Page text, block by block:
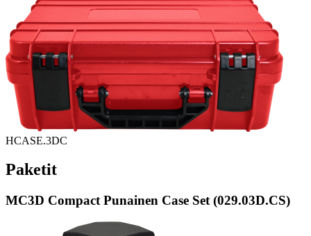
HCASE.3DC
Paketit
MC3D Compact Punainen Case Set (029.03D.CS)